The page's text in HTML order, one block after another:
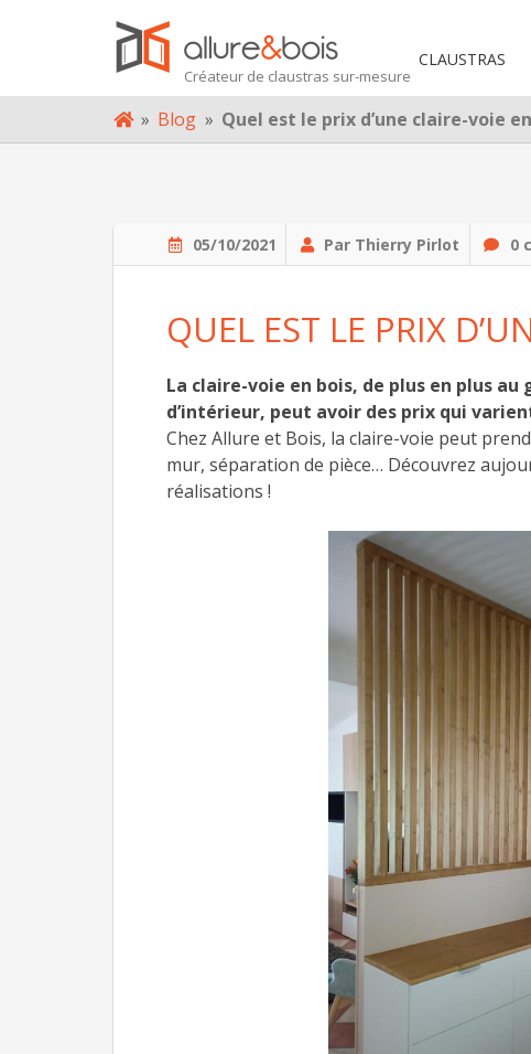
Créateur de claustras sur-mesure
CLAUSTRAS
» Blog » Quel est le prix d’une claire-voie
05/10/2021 Par Thierry Pirlot 0
QUEL EST LE PRIX
La claire-voie en bois, de plus en plus
d’intérieur, peut avoir des prix qui
Chez Allure et Bois, la claire-voie peut
mur, séparation de pièce… Découvrez
réalisations !
PROJET